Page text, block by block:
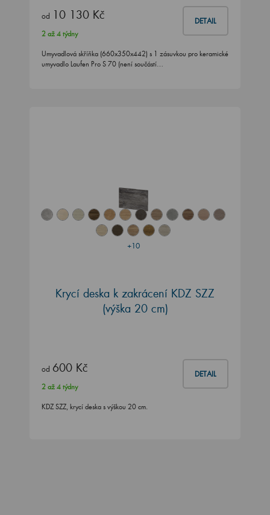
od 10 130 Kč DETAIL
2 až 4 týdny
Umyvadlová skříňka (660x350x442) s 1 zásuvkou pro keramické
umyvadlo Laufen Pro S 70 (není součástí…
+10
Krycí deska k zakrácení KDZ SZZ
(výška 20 cm)
od 600 Kč DETAIL
2 až 4 týdny
KDZ SZZ, krycí deska s výškou 20 cm.